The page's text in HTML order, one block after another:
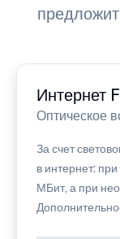
Интернет
Оптическое
За счет
в интернет:
МБит, а при